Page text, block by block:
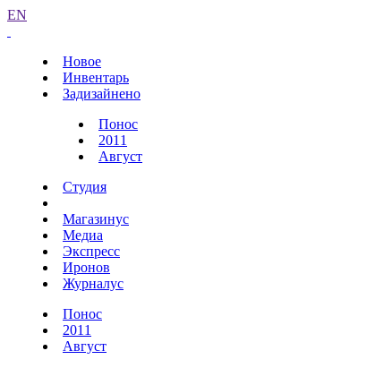
EN
Новое
Инвентарь
Задизайнено
Понос
2011
Август
Студия
Магазинус
Медиа
Экспресс
Иронов
Журналус
Понос
2011
Август